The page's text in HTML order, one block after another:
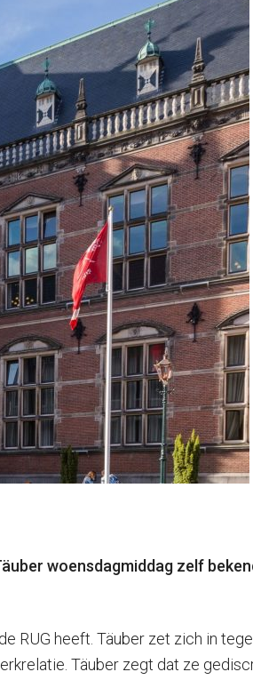
woensdagmiddag zelf
heeft. Täuber zet zich in
Täuber zegt dat ze